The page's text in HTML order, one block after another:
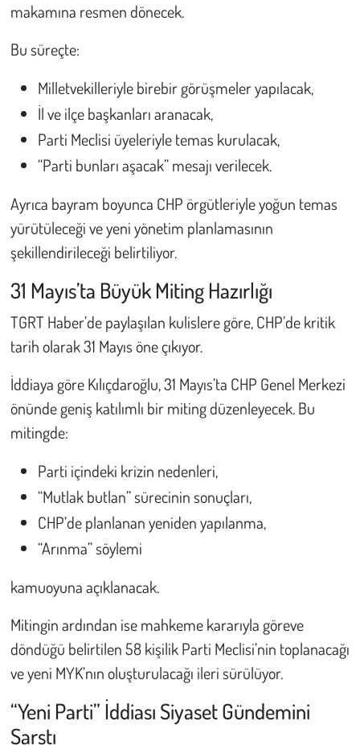
makamına resmen dönecek.
Bu süreçte:
Milletvekilleriyle birebir görüşmeler yapılacak,
İl ve ilçe başkanları aranacak,
Parti Meclisi üyeleriyle temas kurulacak,
“Parti bunları aşacak” mesajı verilecek.
Ayrıca bayram boyunca CHP örgütleriyle yoğun temas
yürütüleceği ve yeni yönetim planlamasının
şekillendirileceği belirtiliyor.
31 Mayıs’ta Büyük Miting Hazırlığı
TGRT Haber’de paylaşılan kulislere göre, CHP’de kritik
tarih olarak 31 Mayıs öne çıkıyor.
İddiaya göre Kılıçdaroğlu, 31 Mayıs’ta CHP Genel Merkezi
önünde geniş katılımlı bir miting düzenleyecek. Bu
mitingde:
Parti içindeki krizin nedenleri,
“Mutlak butlan” sürecinin sonuçları,
CHP’de planlanan yeniden yapılanma,
“Arınma” söylemi
kamuoyuna açıklanacak.
Mitingin ardından ise mahkeme kararıyla göreve
döndüğü belirtilen 58 kişilik Parti Meclisi’nin toplanacağı
ve yeni MYK’nın oluşturulacağı ileri sürülüyor.
“Yeni Parti” İddiası Siyaset Gündemini
Sarstı